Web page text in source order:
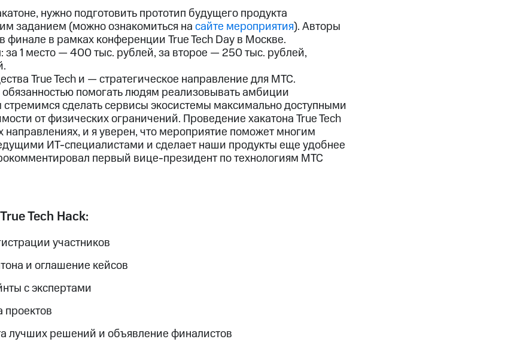
нужно подготовить прототип будущего продукта
заданием (можно ознакомиться насайте мероприятия). Авторы
финале в рамках конференции True Tech Day в Москве.
за 1 место — 400 тыс. рублей, за второе — 250 тыс. рублей,
True Tech и — стратегическое направление для МТС.
помогать людям реализовывать амбиции
стремимся сделать сервисы экосистемы максимально доступными
от физических ограничений. Проведение хакатона True Tech
и я уверен, что мероприятие поможет многим
ИТ-специалистами и сделает наши продукты еще удобнее
первый вице-президент по технологиям МТС
Tech Hack:
участников
и оглашение кейсов
с экспертами
лучших решений и объявление финалистов